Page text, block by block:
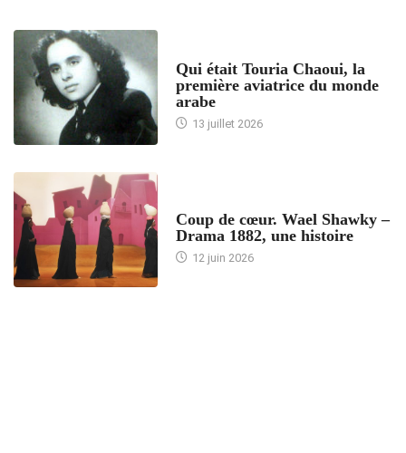
Qui était Touria Chaoui, la
première aviatrice du monde
arabe
13 juillet 2026
Coup de cœur. Wael Shawky –
Drama 1882, une histoire
12 juin 2026